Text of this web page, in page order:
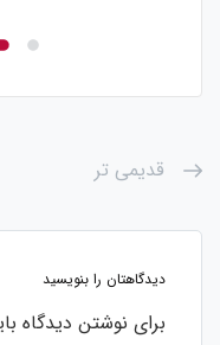
قدیمی تر
دیدگاهتان را بنویسید
برای نوشتن دیدگاه